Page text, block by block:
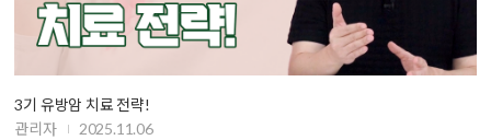
3기 유방암 치료 전략!
관리자
2025.11.06